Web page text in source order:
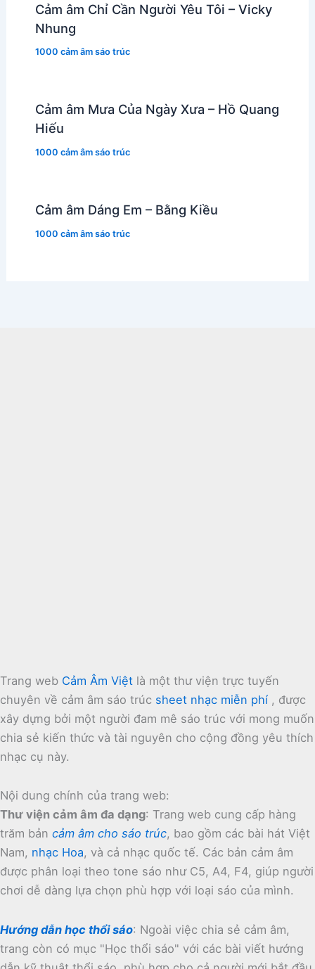
Cảm âm Chỉ Cần Người Yêu Tôi – Vicky
Nhung
1000 cảm âm sáo trúc
Cảm âm Mưa Của Ngày Xưa – Hồ Quang
Hiếu
1000 cảm âm sáo trúc
Cảm âm Dáng Em – Bằng Kiều
1000 cảm âm sáo trúc
Trang web Cảm Âm Việt là một thư viện trực tuyến
chuyên về cảm âm sáo trúc sheet nhạc miễn phí , được
xây dựng bởi một người đam mê sáo trúc với mong muốn
chia sẻ kiến thức và tài nguyên cho cộng đồng yêu thích
nhạc cụ này.
Nội dung chính của trang web:
Thư viện cảm âm đa dạng: Trang web cung cấp hàng
trăm bản cảm âm cho sáo trúc, bao gồm các bài hát Việt
Nam, nhạc Hoa, và cả nhạc quốc tế. Các bản cảm âm
được phân loại theo tone sáo như C5, A4, F4, giúp người
chơi dễ dàng lựa chọn phù hợp với loại sáo của mình.
Hướng dẫn học thổi sáo: Ngoài việc chia sẻ cảm âm,
trang còn có mục "Học thổi sáo" với các bài viết hướng